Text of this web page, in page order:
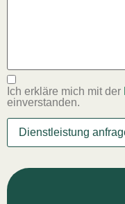
Ich erkläre mich mit der
einverstanden.
Dienstleistung